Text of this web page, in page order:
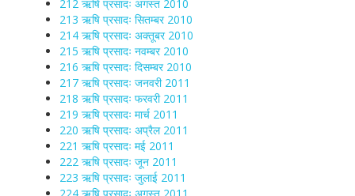
212 ऋषि प्रसादः अगस्त 2010
213 ऋषि प्रसादः सितम्बर 2010
214 ऋषि प्रसादः अक्तूबर 2010
215 ऋषि प्रसादः नवम्बर 2010
216 ऋषि प्रसादः दिसम्बर 2010
217 ऋषि प्रसादः जनवरी 2011
218 ऋषि प्रसादः फरवरी 2011
219 ऋषि प्रसादः मार्च 2011
220 ऋषि प्रसादः अप्रैल 2011
221 ऋषि प्रसादः मई 2011
222 ऋषि प्रसादः जून 2011
223 ऋषि प्रसादः जुलाई 2011